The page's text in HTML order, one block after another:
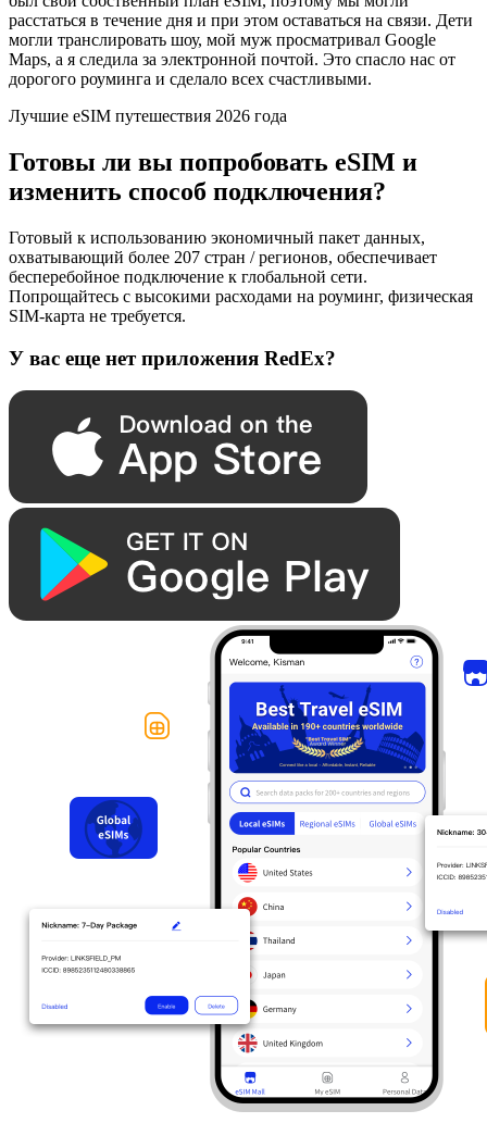
расстаться в течение дня и при этом оставаться на связи. Дети
могли транслировать шоу, мой муж просматривал Google
Maps, а я следила за электронной почтой. Это спасло нас от
дорогого роуминга и сделало всех счастливыми.
Лучшие eSIM путешествия 2026 года
Готовы ли вы попробовать eSIM и
изменить способ подключения?
Готовый к использованию экономичный пакет данных,
охватывающий более 207 стран / регионов, обеспечивает
бесперебойное подключение к глобальной сети.
Попрощайтесь с высокими расходами на роуминг, физическая
SIM-карта не требуется.
У вас еще нет приложения RedEx?